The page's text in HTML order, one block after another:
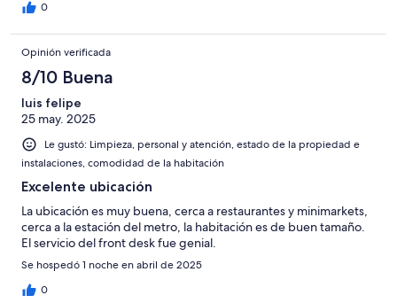
0
Opinión verificada
8/10 Buena
luis felipe
25 may. 2025
Le gustó: Limpieza, personal y atención, estado de la propiedad e
instalaciones, comodidad de la habitación
Excelente ubicación
La ubicación es muy buena, cerca a restaurantes y minimarkets,
cerca a la estación del metro, la habitación es de buen tamaño.
El servicio del front desk fue genial.
Se hospedó 1 noche en abril de 2025
0